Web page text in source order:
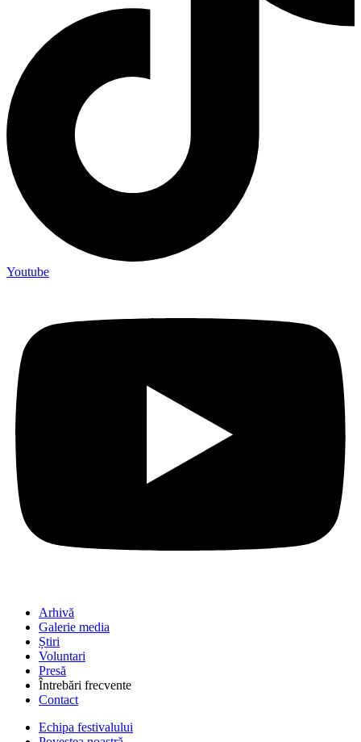
Youtube
Arhivă
Galerie media
Știri
Voluntari
Presă
Întrebări frecvente
Contact
Echipa festivalului